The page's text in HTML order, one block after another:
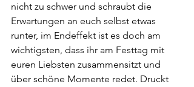
nicht zu schwer und schraubt die
Erwartungen an euch selbst etwas
runter, im Endeffekt ist es doch am
wichtigsten, dass ihr am Festtag mit
euren Liebsten zusammensitzt und
über schöne Momente redet. Druckt